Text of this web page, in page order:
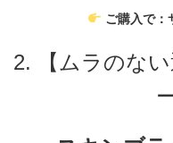
ご購入で：
2. 【ムラのな